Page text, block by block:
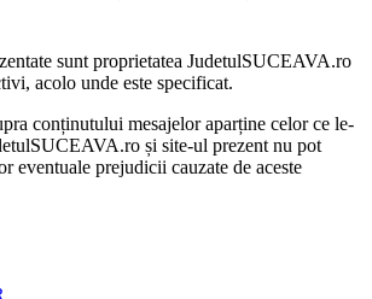
sunt proprietatea JudetulSUCEAVA.ro
acolo unde este specificat.
conținutului mesajelor aparține celor ce le-
și site-ul prezent nu pot
eventuale prejudicii cauzate de aceste